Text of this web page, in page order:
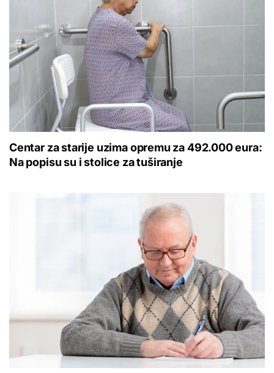
Centar za starije uzima opremu za 492.000 eura:
Na popisu su i stolice za tuširanje